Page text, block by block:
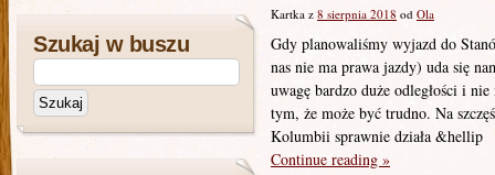
Kartka z 8 sierpnia 2018 od Ola
Gdy planowaliśmy wyjazd do
nas nie ma prawa jazdy) uda się
uwagę bardzo duże odległości i
tym, że może być trudno. Na
Kolumbii sprawnie działa &hellip
Continue reading »
Szukaj w buszu